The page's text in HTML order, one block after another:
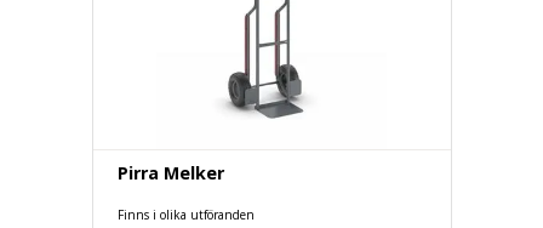
Pirra Melker
Finns i olika utföranden